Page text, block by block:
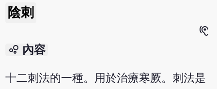
陰刺
hearing
bubble_chart 內容
十二刺法的一種。用於治療寒厥。刺法是